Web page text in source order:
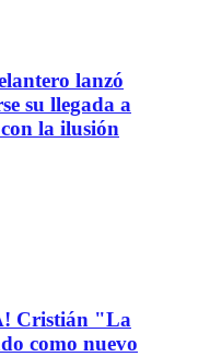
lanzó
su llegada a
la ilusión
Cristián "La
como nuevo